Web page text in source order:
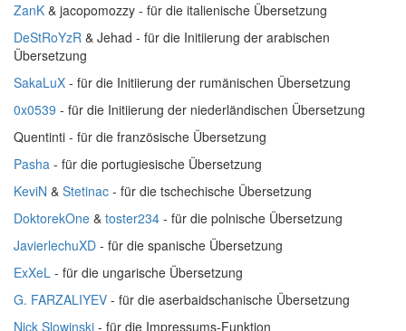
ZanK & jacopomozzy - für die italienische Übersetzung
DeStRoYzR & Jehad - für die Initiierung der arabischen
Übersetzung
SakaLuX - für die Initiierung der rumänischen Übersetzung
0x0539 - für die Initiierung der niederländischen Übersetzung
Quentinti - für die französische Übersetzung
Pasha - für die portugiesische Übersetzung
KeviN & Stetinac - für die tschechische Übersetzung
DoktorekOne & toster234 - für die polnische Übersetzung
JavierlechuXD - für die spanische Übersetzung
ExXeL - für die ungarische Übersetzung
G. FARZALIYEV - für die aserbaidschanische Übersetzung
Nick Slowinski - für die Impressums-Funktion